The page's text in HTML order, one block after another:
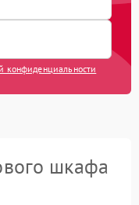
конфиденциальности
шкафа